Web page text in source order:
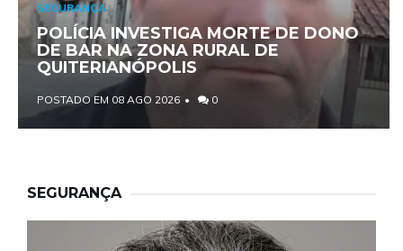
SEGURANÇA
POLÍCIA INVESTIGA MORTE DE DONO
DE BAR NA ZONA RURAL DE
QUITERIANÓPOLIS
POSTADO EM 08 AGO 2026 0
SEGURANÇA